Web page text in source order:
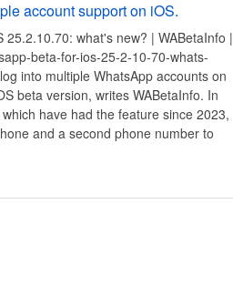
account support on iOS.
25.2.10.70: what's new? | WABetaInfo |
beta-for-ios-25-2-10-70-whats-
into multiple WhatsApp accounts on
beta version, writes WABetaInfo. In
have had the feature since 2023,
and a second phone number to